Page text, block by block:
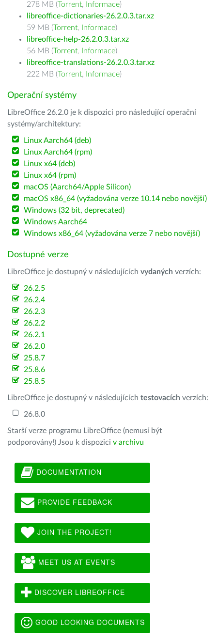
278 MB (Torrent, Informace)
libreoffice-dictionaries-26.2.0.3.tar.xz
59 MB (Torrent, Informace)
libreoffice-help-26.2.0.3.tar.xz
56 MB (Torrent, Informace)
libreoffice-translations-26.2.0.3.tar.xz
222 MB (Torrent, Informace)
Operační systémy
LibreOffice 26.2.0 je k dispozici pro následující operační
systémy/architektury:
Linux Aarch64 (deb)
Linux Aarch64 (rpm)
Linux x64 (deb)
Linux x64 (rpm)
macOS (Aarch64/Apple Silicon)
macOS x86_64 (vyžadována verze 10.14 nebo novější)
Windows (32 bit, deprecated)
Windows Aarch64
Windows x86_64 (vyžadována verze 7 nebo novější)
Dostupné verze
LibreOffice je dostupný v následujících vydaných verzích:
26.2.5
26.2.4
26.2.3
26.2.2
26.2.1
26.2.0
25.8.7
25.8.6
25.8.5
LibreOffice je dostupný v následujících testovacích verzích:
26.8.0
Starší verze programu LibreOffice (nemusí být
podporovány!) Jsou k dispozici v archivu
DOCUMENTATION
PROVIDE FEEDBACK
JOIN THE PROJECT!
MEET US AT EVENTS
DISCOVER LIBREOFFICE
GOOD LOOKING DOCUMENTS